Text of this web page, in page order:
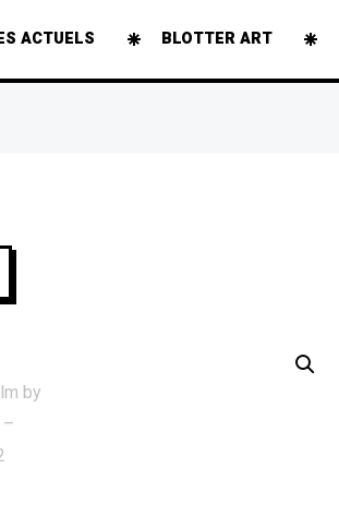
ACTUELS BLOTTER ART